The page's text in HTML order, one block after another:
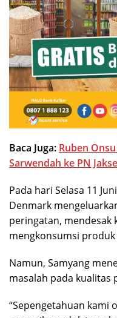
Baca Juga: Ruben
Sarwendah ke PN
Pada hari Selasa 11
Denmark
peringatan,
mengkonsumsi
Namun, Samyang
masalah pada kualitas
“Sepengetahuan kami